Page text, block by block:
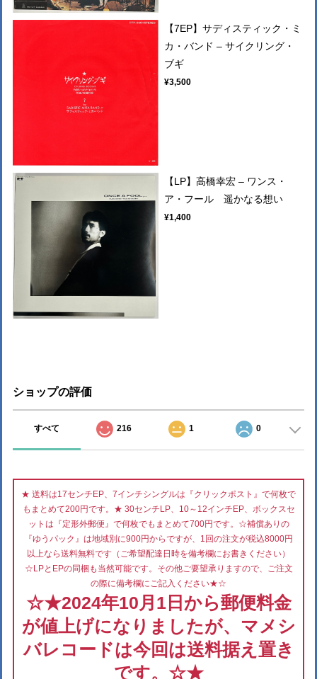
【7EP】サディスティック・ミ
カ・バンド – サイクリング・
ブギ
¥3,500
【LP】高橋幸宏 ‎– ワンス・
ア・フール 遥かなる想い
¥1,400
ショップの評価
すべて 216 1 0
★ 送料は17センチEP、7インチシングルは『クリックポスト』で何枚で
もまとめて200円です。★ 30センチLP、10～12インチEP、ボックスセ
ットは『定形外郵便』で何枚でもまとめて700円です。☆補償ありの
『ゆうパック』は地域別に900円からですが、1回の注文が税込8000円
以上なら送料無料です（ご希望配達日時を備考欄にお書きください）
☆LPとEPの同梱も当然可能です。その他ご要望承りますので、ご注文
の際に備考欄にご記入ください★☆
☆★2024年10月1日から郵便料金
が値上げになりましたが、マメシ
バレコードは今回は送料据え置き
です。☆★